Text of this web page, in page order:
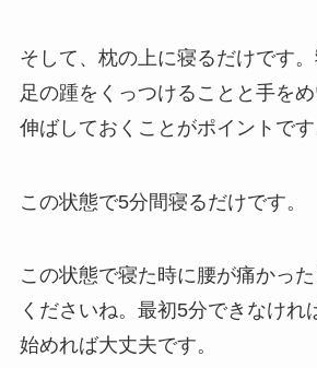
そして、枕の上に寝るだけです
足の踵をくっつけることと手を
伸ばしておくことがポイントです
この状態で5分間寝るだけです。
この状態で寝た時に腰が痛かっ
くださいね。最初5分できなけれ
始めれば大丈夫です。